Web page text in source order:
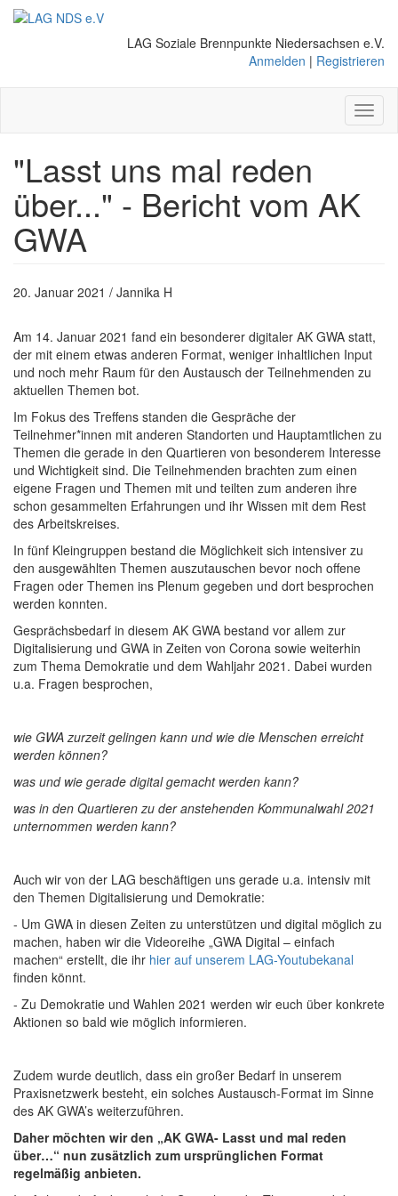
Direkt
zum
LAG Soziale Brennpunkte Niedersachsen e.V.
Anmelden | Registrieren
"Lasst uns mal reden
über..." - Bericht vom AK
GWA
20. Januar 2021 / Jannika H
Am 14. Januar 2021 fand ein besonderer digitaler AK GWA statt,
der mit einem etwas anderen Format, weniger inhaltlichen Input
und noch mehr Raum für den Austausch der Teilnehmenden zu
aktuellen Themen bot.
Im Fokus des Treffens standen die Gespräche der
Teilnehmer*innen mit anderen Standorten und Hauptamtlichen zu
Themen die gerade in den Quartieren von besonderem Interesse
und Wichtigkeit sind. Die Teilnehmenden brachten zum einen
eigene Fragen und Themen mit und teilten zum anderen ihre
schon gesammelten Erfahrungen und ihr Wissen mit dem Rest
des Arbeitskreises.
In fünf Kleingruppen bestand die Möglichkeit sich intensiver zu
den ausgewählten Themen auszutauschen bevor noch offene
Fragen oder Themen ins Plenum gegeben und dort besprochen
werden konnten.
Gesprächsbedarf in diesem AK GWA bestand vor allem zur
Digitalisierung und GWA in Zeiten von Corona sowie weiterhin
zum Thema Demokratie und dem Wahljahr 2021. Dabei wurden
u.a. Fragen besprochen,
wie GWA zurzeit gelingen kann und wie die Menschen erreicht
werden können?
was und wie gerade digital gemacht werden kann?
was in den Quartieren zu der anstehenden Kommunalwahl 2021
unternommen werden kann?
Auch wir von der LAG beschäftigen uns gerade u.a. intensiv mit
den Themen Digitalisierung und Demokratie:
- Um GWA in diesen Zeiten zu unterstützen und digital möglich zu
machen, haben wir die Videoreihe „GWA Digital – einfach
machen“ erstellt, die ihr hier auf unserem LAG-Youtubekanal
finden könnt.
- Zu Demokratie und Wahlen 2021 werden wir euch über konkrete
Aktionen so bald wie möglich informieren.
Zudem wurde deutlich, dass ein großer Bedarf in unserem
Praxisnetzwerk besteht, ein solches Austausch-Format im Sinne
des AK GWA’s weiterzuführen.
Daher möchten wir den „AK GWA- Lasst und mal reden
über…“ nun zusätzlich zum ursprünglichen Format
regelmäßig anbieten.